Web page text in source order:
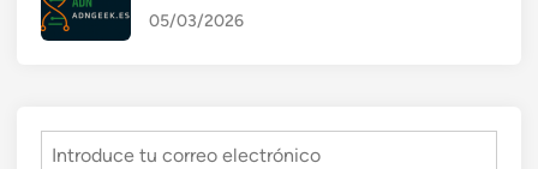
05/03/2026